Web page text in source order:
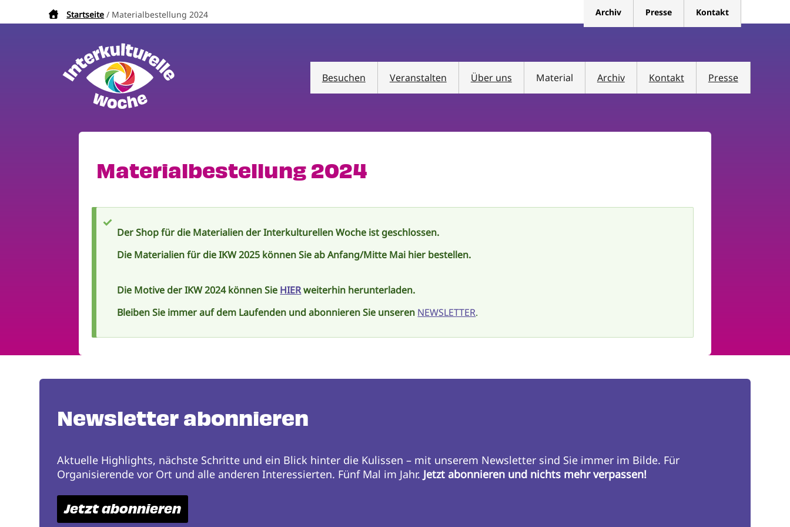
Pfadnavigation
Startseite Materialbestellung 2024 Archiv Presse Kontakt
Besuchen Veranstalten Über uns Material Archiv Kontakt Presse
Materialbestellung 2024
Statusmeldung
Der Shop für die Materialien der Interkulturellen Woche ist geschlossen.
Die Materialien für die IKW 2025 können Sie ab Anfang/Mitte Mai hier bestellen.
Die Motive der IKW 2024 können Sie HIERweiterhin herunterladen.
Bleiben Sie immer auf dem Laufenden und abonnieren Sie unseren NEWSLETTER.
Newsletter abonnieren
Aktuelle Highlights, nächste Schritte und ein Blick hinter die Kulissen – mit unserem Newsletter sind Sie immer im Bilde. Für
Organisierende vor Ort und alle anderen Interessierten. Fünf Mal im Jahr. Jetzt abonnieren und nichts mehr verpassen!
Jetzt abonnieren